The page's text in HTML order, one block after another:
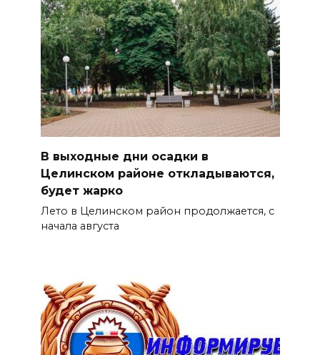
В выходные дни осадки в
Целинском районе откладываются,
будет жарко
Лето в Целинском район продолжается, с
начала августа